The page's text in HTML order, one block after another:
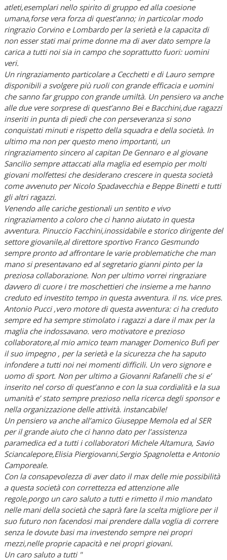
atleti,esemplari nello spirito di gruppo ed alla coesione
umana,forse vera forza di quest’anno; in particolar modo
ringrazio Corvino e Lombardo per la serietà e la capacita di
non esser stati mai prime donne ma di aver dato sempre la
carica a tutti noi sia in campo che soprattutto fuori: uomini
veri.
Un ringraziamento particolare a Cecchetti e di Lauro sempre
disponibili a svolgere più ruoli con grande efficacia e uomini
che sanno far gruppo con grande umiltà. Un pensiero va anche
alle due vere sorprese di quest’anno Bei e Bacchini,due ragazzi
inseriti in punta di piedi che con perseveranza si sono
conquistati minuti e rispetto della squadra e della società. In
ultimo ma non per questo meno importanti, un
ringraziamento sincero al capitan De Gennaro e al giovane
Sancilio sempre attaccati alla maglia ed esempio per molti
giovani molfettesi che desiderano crescere in questa società
come avvenuto per Nicolo Spadavecchia e Beppe Binetti e tutti
gli altri ragazzi.
Venendo alle cariche gestionali un sentito e vivo
ringraziamento a coloro che ci hanno aiutato in questa
avventura. Pinuccio Facchini,inossidabile e storico dirigente del
settore giovanile,al direttore sportivo Franco Gesmundo
sempre pronto ad affrontare le varie problematiche che man
mano si presentavano ed al segretario gianni pinto per la
preziosa collaborazione. Non per ultimo vorrei ringraziare
davvero di cuore i tre moschettieri che insieme a me hanno
creduto ed investito tempo in questa avventura. il ns. vice pres.
Antonio Pucci ,vero motore di questa avventura: ci ha creduto
sempre ed ha sempre stimolato i ragazzi a dare il max per la
maglia che indossavano. vero motivatore e prezioso
collaboratore,al mio amico team manager Domenico Bufi per
il suo impegno , per la serietà e la sicurezza che ha saputo
infondere a tutti noi nei momenti difficili. Un vero signore e
uomo di sport. Non per ultimo a Giovanni Rafanelli che si e’
inserito nel corso di quest’anno e con la sua cordialità e la sua
umanità e’ stato sempre prezioso nella ricerca degli sponsor e
nella organizzazione delle attività. instancabile!
Un pensiero va anche all’amico Giuseppe Memola ed al SER
per il grande aiuto che ci hanno dato per l’assistenza
paramedica ed a tutti i collaboratori Michele Altamura, Savio
Sciancalepore,Elisia Piergiovanni,Sergio Spagnoletta e Antonio
Camporeale.
Con la consapevolezza di aver dato il max delle mie possibilità
a questa società con correttezza ed attenzione alle
regole,porgo un caro saluto a tutti e rimetto il mio mandato
nelle mani della società che saprà fare la scelta migliore per il
suo futuro non facendosi mai prendere dalla voglia di correre
senza le dovute basi ma investendo sempre nei propri
mezzi,nelle proprie capacità e nei propri giovani.
Un caro saluto a tutti "